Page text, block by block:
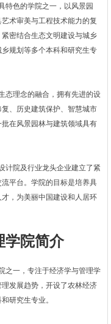
色的学院之一，以风景园
术审美与工程技术能力的复
密结合生态文明建设与城乡
规划等多个本科和研究生专
理念的融合，拥有先进的设
、历史建筑保护、智慧城市
在风景园林与建筑领域具有
院及行业龙头企业建立了紧
平台。学院的目标是培养具
，为美丽中国建设和人居环
学院简介
一，专注于经济学与管理学
发展趋势，开设了农林经济
研究生专业。